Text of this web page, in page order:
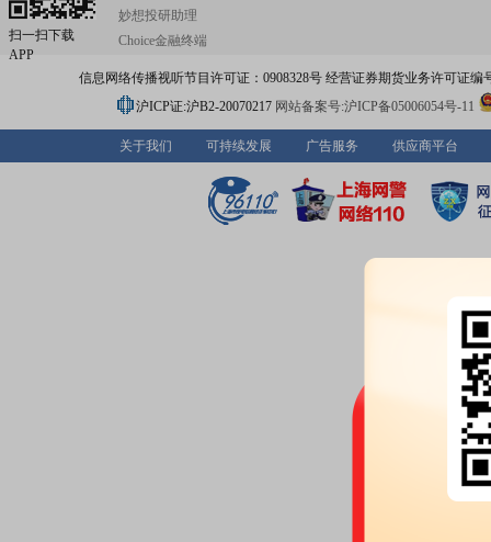
扫一扫下载
APP
妙想投研助理
Choice金融终端
信息网络传播视听节目许可证：0908328号 经营证券期货业务许可证编
沪ICP证:沪B2-20070217 网站备案号:沪ICP备05006054号-11
关于我们 可持续发展 广告服务 供应商平台